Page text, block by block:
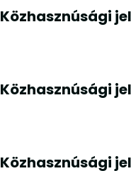
Közhasznúsági
Közhasznúsági
Közhasznúsági